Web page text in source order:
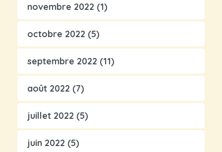
novembre 2022 (1)
octobre 2022 (5)
septembre 2022 (11)
août 2022 (7)
juillet 2022 (5)
juin 2022 (5)